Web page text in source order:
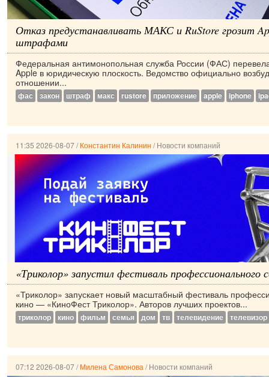
Отказ предустанавливать МАКС и RuStore грозит
штрафами
Федеральная антимонопольная служба России (ФАС)
Apple в юридическую плоскость. Ведомство официально
отношении...
фас закон штраф макс rustore приложение apple iphone
11:35 2026-08-07/Константин Калинин /Новости компаний
«Триколор» запустил фестиваль профессионального
«Триколор» запускает новый масштабный фестиваль
кино — «КиноФест Триколор». Авторов лучших проектов...
триколор кино фильм семья дом тв телевидение телевизор
07:12 2026-08-07/Милена Самонова /Новости компаний